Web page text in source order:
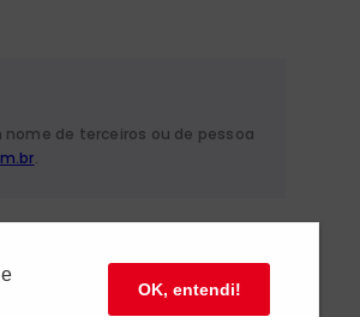
de terceiros ou de pessoa
.
OK, entendi!